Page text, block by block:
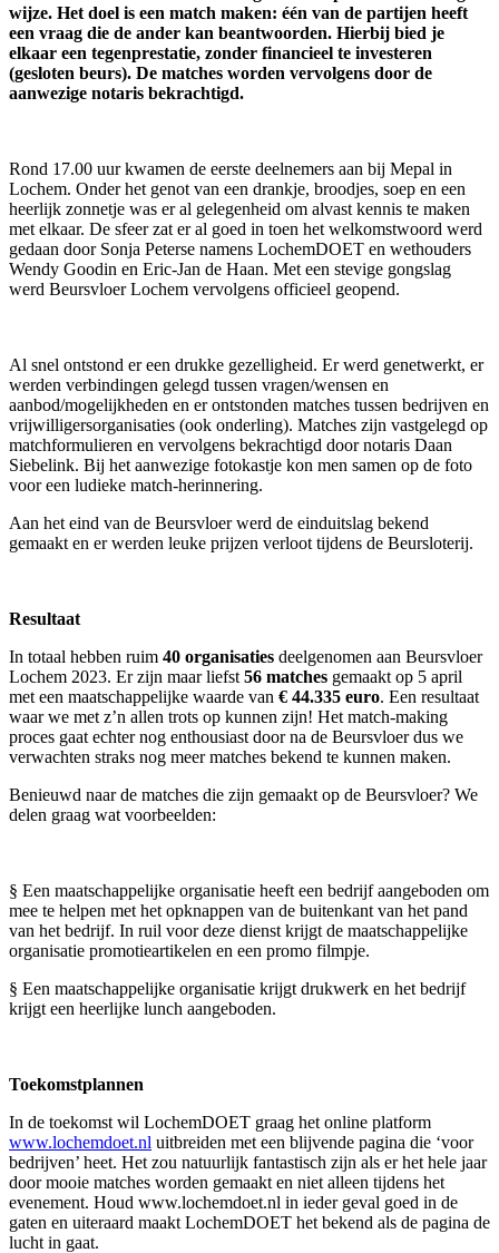
wijze. Het doel is een match maken: één van de partijen heeft
een vraag die de ander kan beantwoorden. Hierbij bied je
elkaar een tegenprestatie, zonder financieel te investeren
(gesloten beurs). De matches worden vervolgens door de
aanwezige notaris bekrachtigd.
Rond 17.00 uur kwamen de eerste deelnemers aan bij Mepal in
Lochem. Onder het genot van een drankje, broodjes, soep en een
heerlijk zonnetje was er al gelegenheid om alvast kennis te maken
met elkaar. De sfeer zat er al goed in toen het welkomstwoord werd
gedaan door Sonja Peterse namens LochemDOET en wethouders
Wendy Goodin en Eric-Jan de Haan. Met een stevige gongslag
werd Beursvloer Lochem vervolgens officieel geopend.
Al snel ontstond er een drukke gezelligheid. Er werd genetwerkt, er
werden verbindingen gelegd tussen vragen/wensen en
aanbod/mogelijkheden en er ontstonden matches tussen bedrijven en
vrijwilligersorganisaties (ook onderling). Matches zijn vastgelegd op
matchformulieren en vervolgens bekrachtigd door notaris Daan
Siebelink. Bij het aanwezige fotokastje kon men samen op de foto
voor een ludieke match-herinnering.
Aan het eind van de Beursvloer werd de einduitslag bekend
gemaakt en er werden leuke prijzen verloot tijdens de Beursloterij.
Resultaat
In totaal hebben ruim 40 organisaties deelgenomen aan Beursvloer
Lochem 2023. Er zijn maar liefst 56 matches gemaakt op 5 april
met een maatschappelijke waarde van € 44.335 euro. Een resultaat
waar we met z’n allen trots op kunnen zijn! Het match-making
proces gaat echter nog enthousiast door na de Beursvloer dus we
verwachten straks nog meer matches bekend te kunnen maken.
Benieuwd naar de matches die zijn gemaakt op de Beursvloer? We
delen graag wat voorbeelden:
§ Een maatschappelijke organisatie heeft een bedrijf aangeboden om
mee te helpen met het opknappen van de buitenkant van het pand
van het bedrijf. In ruil voor deze dienst krijgt de maatschappelijke
organisatie promotieartikelen en een promo filmpje.
§ Een maatschappelijke organisatie krijgt drukwerk en het bedrijf
krijgt een heerlijke lunch aangeboden.
Toekomstplannen
In de toekomst wil LochemDOET graag het online platform
www.lochemdoet.nl uitbreiden met een blijvende pagina die ‘voor
bedrijven’ heet. Het zou natuurlijk fantastisch zijn als er het hele jaar
door mooie matches worden gemaakt en niet alleen tijdens het
evenement. Houd www.lochemdoet.nl in ieder geval goed in de
gaten en uiteraard maakt LochemDOET het bekend als de pagina de
lucht in gaat.